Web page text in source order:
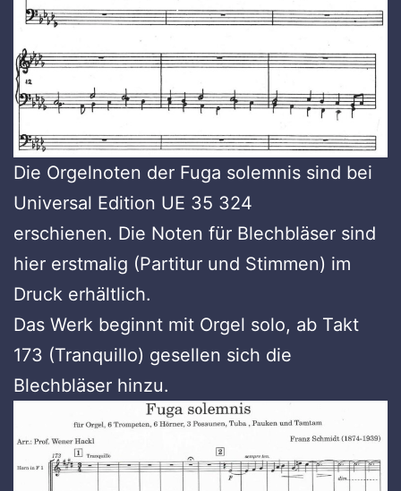
Die Orgelnoten der Fuga solemnis sind bei
Universal Edition UE 35 324
erschienen. Die Noten für Blechbläser sind
hier erstmalig (Partitur und Stimmen) im
Druck erhältlich.
Das Werk beginnt mit Orgel solo, ab Takt
173 (Tranquillo) gesellen sich die
Blechbläser hinzu.